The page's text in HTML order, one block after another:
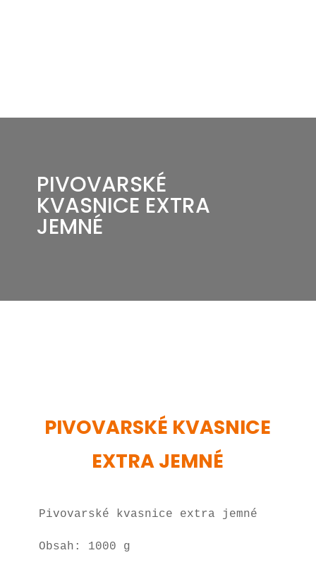
PIVOVARSKÉ
KVASNICE EXTRA
JEMNÉ
PIVOVARSKÉ KVASNICE
EXTRA JEMNÉ
Pivovarské kvasnice extra jemné
Obsah: 1000 g